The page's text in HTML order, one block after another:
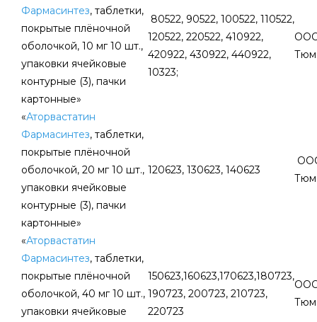
Фармасинтез, таблетки,
покрытые плёночной
оболочкой, 10 мг 10 шт.,
упаковки ячейковые
контурные (3), пачки
картонные»
80522, 90522, 100522, 110522,
120522, 220522, 410922,
420922, 430922, 440922,
10323;
ООО
«Аторвастатин
Фармасинтез, таблетки,
покрытые плёночной
оболочкой, 20 мг 10 шт.,
упаковки ячейковые
контурные (3), пачки
картонные»
120623, 130623, 140623
«Аторвастатин
Фармасинтез, таблетки,
покрытые плёночной
оболочкой, 40 мг 10 шт.,
упаковки ячейковые
150623,160623,170623,180723,
190723, 200723, 210723,
220723
ООО